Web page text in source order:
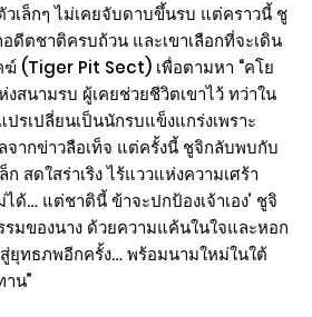
เล็กๆ ไม่เคยจับดาบขึ้นรบ แต่คราวนี้ ชู
ดีตชาติครบถ้วน และเขาเลือกที่จะเดิน
(Tiger Pit Sect) เพื่อตามหา “คโย
สนามรบ ผู้เคยช่วยชีวิตเขาไว้ ทว่าใน
รเปลี่ยนเป็นนักรบแข็งแกร่งเพราะ
จากข่าวลือเท็จ แต่ครั้งนี้ ชูจิกลับพบกับ
สดใสร่าเริง ไร้แววแห่งความเศร้า
ด้… แต่ชาตินี้ ข้าจะปกป้องเจ้าเอง’ ชูจิ
มของนาง ด้วยความแค้นในใจและหอก
สู่ยุทธภพอีกครั้ง… พร้อมนามใหม่ในใต้
น”